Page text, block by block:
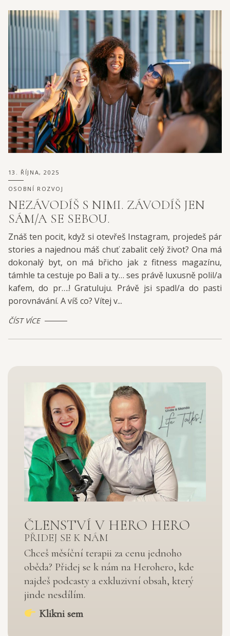
13. ŘÍJNA, 2025
OSOBNÍ ROZVOJ
NEZÁVODÍŠ S NIMI. ZÁVODÍŠ JEN
SÁM/A SE SEBOU.
Znáš ten pocit, když si otevřeš Instagram, projedeš pár
stories a najednou máš chuť zabalit celý život? Ona má
dokonalý byt, on má břicho jak z fitness magazínu,
támhle ta cestuje po Bali a ty… ses právě luxusně polil/a
kafem, do pr….! Gratuluju. Právě jsi spadl/a do pasti
porovnávání. A víš co? Vítej v...
ČÍST VÍCE
ČLENSTVÍ V HERO HERO
PŘIDEJ SE K NÁM
Chceš měsíční terapii za cenu jednoho
oběda? Přidej se k nám na Herohero, kde
najdeš podcasty a exkluzivní obsah, který
jinde nesdílím.
Klikni sem